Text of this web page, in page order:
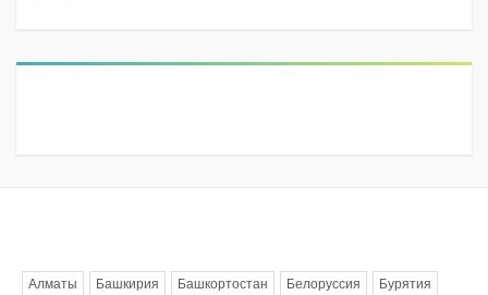
Алматы Башкирия Башкортостан Белоруссия Бурятия